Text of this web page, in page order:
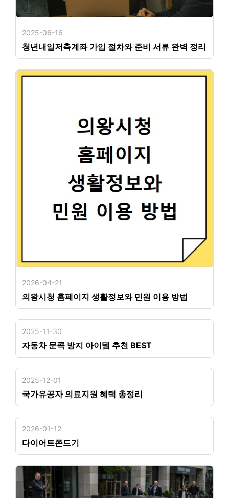
2025-06-16
청년내일저축계좌 가입 절차와 준비 서류 완벽 정리
2026-04-21
의왕시청 홈페이지 생활정보와 민원 이용 방법
2025-11-30
자동차 문콕 방지 아이템 추천 BEST
2025-12-01
국가유공자 의료지원 혜택 총정리
2026-01-12
다이어트쫀드기